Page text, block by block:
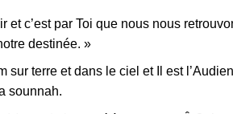
c’est par Toi que nous nous
destinée. »
terre et dans le ciel et Il est
sounnah.